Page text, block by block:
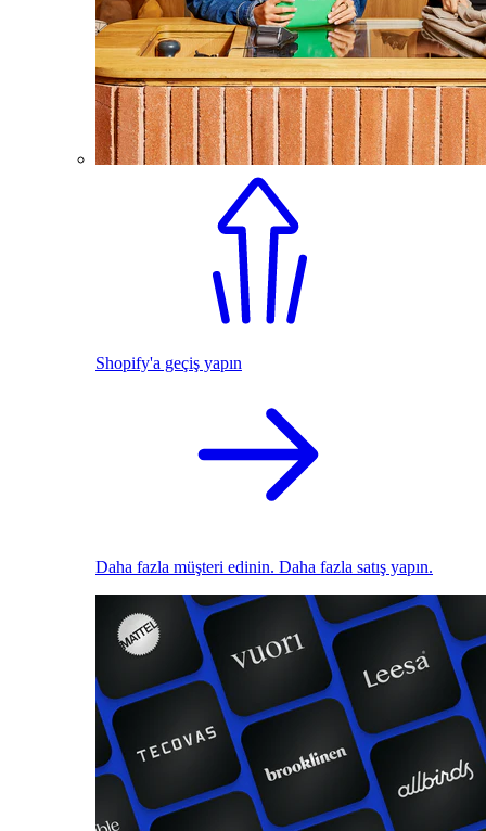
Shopify'a geçiş yapın
Daha fazla müşteri edinin. Daha fazla satış yapın.